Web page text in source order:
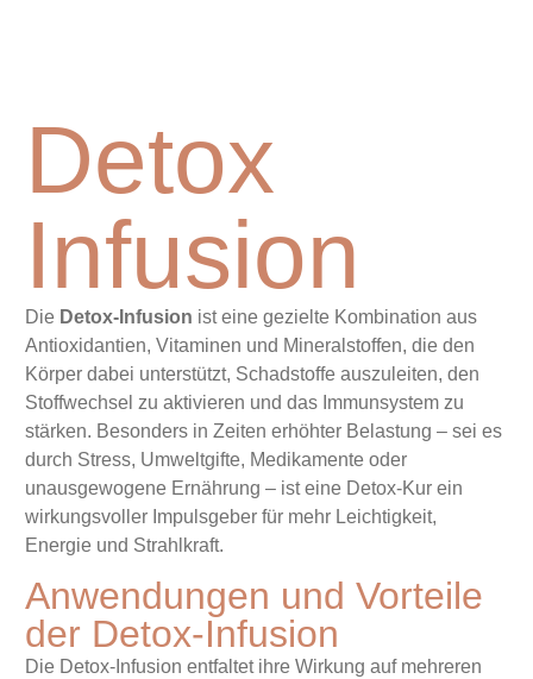
Detox
Infusion
Die Detox-Infusion ist eine gezielte Kombination aus
Antioxidantien, Vitaminen und Mineralstoffen, die den
Körper dabei unterstützt, Schadstoffe auszuleiten, den
Stoffwechsel zu aktivieren und das Immunsystem zu
stärken. Besonders in Zeiten erhöhter Belastung – sei es
durch Stress, Umweltgifte, Medikamente oder
unausgewogene Ernährung – ist eine Detox-Kur ein
wirkungsvoller Impulsgeber für mehr Leichtigkeit,
Energie und Strahlkraft.
Anwendungen und Vorteile
der Detox-Infusion
Die Detox-Infusion entfaltet ihre Wirkung auf mehreren